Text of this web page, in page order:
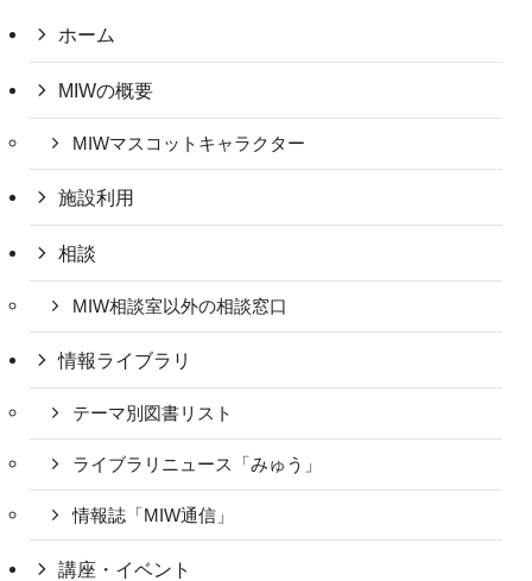
ホーム
MIWの概要
MIWマスコットキャラクター
施設利用
相談
MIW相談室以外の相談窓口
情報ライブラリ
テーマ別図書リスト
ライブラリニュース「みゅう」
情報誌「MIW通信」
講座・イベント